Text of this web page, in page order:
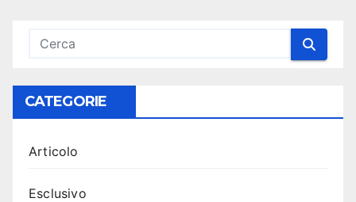
CATEGORIE
Articolo
Esclusivo